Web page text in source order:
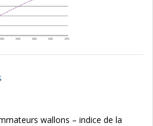
wallons – indice de la